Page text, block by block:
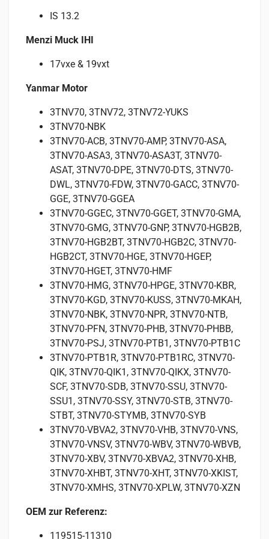
IS 13.2
Menzi Muck IHI
17vxe & 19vxt
Yanmar Motor
3TNV70, 3TNV72, 3TNV72-YUKS
3TNV70-NBK
3TNV70-ACB, 3TNV70-AMP, 3TNV70-ASA,
3TNV70-ASA3, 3TNV70-ASA3T, 3TNV70-
ASAT, 3TNV70-DPE, 3TNV70-DTS, 3TNV70-
DWL, 3TNV70-FDW, 3TNV70-GACC, 3TNV70-
GGE, 3TNV70-GGEA
3TNV70-GGEC, 3TNV70-GGET, 3TNV70-GMA,
3TNV70-GMG, 3TNV70-GNP, 3TNV70-HGB2B,
3TNV70-HGB2BT, 3TNV70-HGB2C, 3TNV70-
HGB2CT, 3TNV70-HGE, 3TNV70-HGEP,
3TNV70-HGET, 3TNV70-HMF
3TNV70-HMG, 3TNV70-HPGE, 3TNV70-KBR,
3TNV70-KGD, 3TNV70-KUSS, 3TNV70-MKAH,
3TNV70-NBK, 3TNV70-NPR, 3TNV70-NTB,
3TNV70-PFN, 3TNV70-PHB, 3TNV70-PHBB,
3TNV70-PSJ, 3TNV70-PTB1, 3TNV70-PTB1C
3TNV70-PTB1R, 3TNV70-PTB1RC, 3TNV70-
QIK, 3TNV70-QIK1, 3TNV70-QIKX, 3TNV70-
SCF, 3TNV70-SDB, 3TNV70-SSU, 3TNV70-
SSU1, 3TNV70-SSY, 3TNV70-STB, 3TNV70-
STBT, 3TNV70-STYMB, 3TNV70-SYB
3TNV70-VBVA2, 3TNV70-VHB, 3TNV70-VNS,
3TNV70-VNSV, 3TNV70-WBV, 3TNV70-WBVB,
3TNV70-XBV, 3TNV70-XBVA2, 3TNV70-XHB,
3TNV70-XHBT, 3TNV70-XHT, 3TNV70-XKIST,
3TNV70-XMHS, 3TNV70-XPLW, 3TNV70-XZN
OEM zur Referenz:
119515-11310